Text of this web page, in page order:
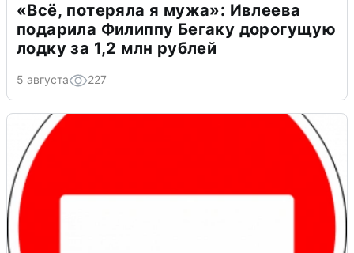
«Всё, потеряла я мужа»: Ивлеева
подарила Филиппу Бегаку дорогущую
лодку за 1,2 млн рублей
5 августа 227